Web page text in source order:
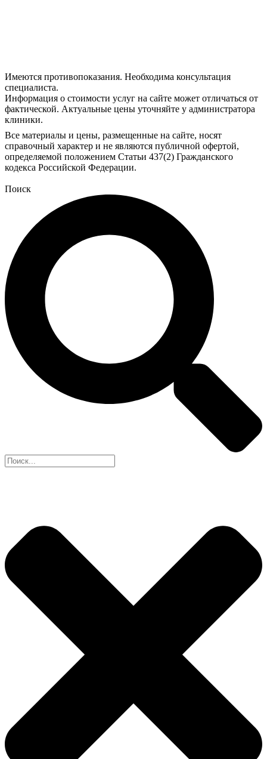
Все материалы и цены, размещенные на сайте, носят
справочный характер и не являются публичной офертой,
определяемой положением Статьи 437(2) Гражданского
кодекса Российской Федерации.
Поиск